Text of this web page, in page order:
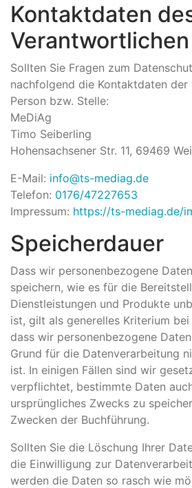
Kontaktdaten
Verantwortlichen
Sollten Sie Fragen zum
nachfolgend die Kontaktdaten
Person bzw. Stelle:
MeDiAg
Timo Seiberling
Hohensachsener Str. 11, 69469
E-Mail: info@ts-mediag.de
Telefon: 0176/47227653
Impressum: https://ts-mediag.de/
Speicherdauer
Dass wir personenbezogene
speichern, wie es für die
Dienstleistungen und Produkte
ist, gilt als generelles Kriterium
dass wir personenbezogene
Grund für die Datenverarbeitung
ist. In einigen Fällen sind wir
verpflichtet, bestimmte Daten
ursprüngliches Zwecks zu
Zwecken der Buchführung.
Sollten Sie die Löschung Ihrer
die Einwilligung zur
werden die Daten so rasch wie